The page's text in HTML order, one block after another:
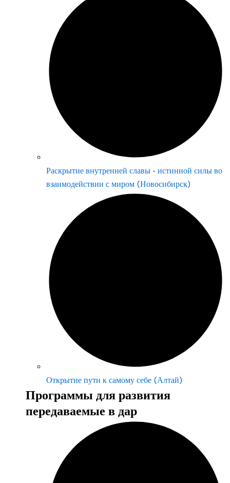
Раскрытие внутренней славы - истинной силы во
взаимодействии с миром (Новосибирск)
Открытие пути к самому себе (Алтай)
Программы для развития
передаваемые в дар